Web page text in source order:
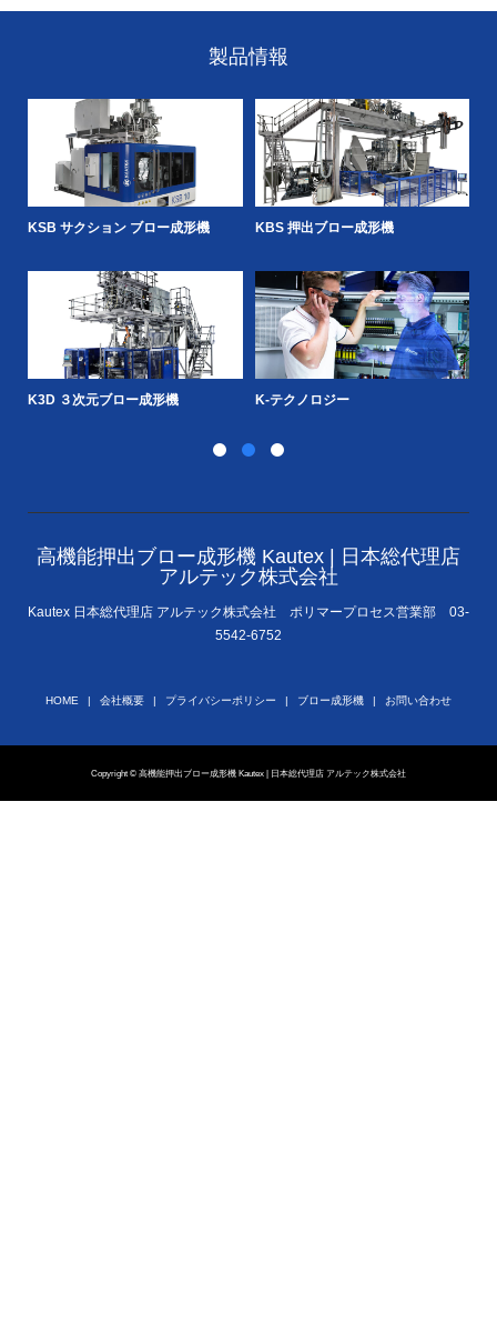
製品情報
パッケージング オートモーティブ
複合容器 専門分野
高機能押出ブロー成形機 Kautex | 日本総代理店
アルテック株式会社
Kautex 日本総代理店 アルテック株式会社 ポリマープロセス営業部 03-
5542-6752
HOME 会社概要 プライバシーポリシー ブロー成形機 お問い合わせ
Copyright © 高機能押出ブロー成形機 Kautex | 日本総代理店 アルテック株式会社